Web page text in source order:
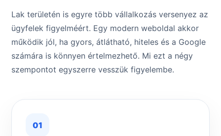
Lak területén is egyre több vállalkozás versenyez az
ügyfelek figyelméért. Egy modern weboldal akkor
működik jól, ha gyors, átlátható, hiteles és a Google
számára is könnyen értelmezhető. Mi ezt a négy
szempontot egyszerre vesszük figyelembe.
01